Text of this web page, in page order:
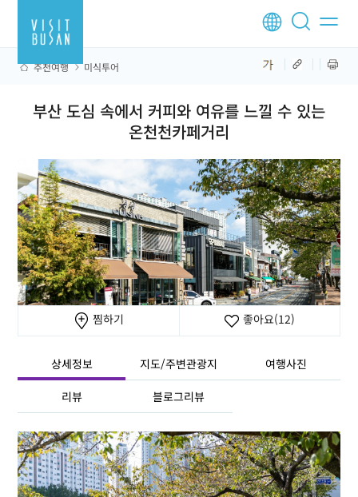
추천여행 미식투어
부산 도심 속에서 커피와 여유를 느낄 수 있는
온천천카페거리
찜하기 좋아요(12)
상세정보 지도/주변관광지 여행사진
리뷰 블로그리뷰